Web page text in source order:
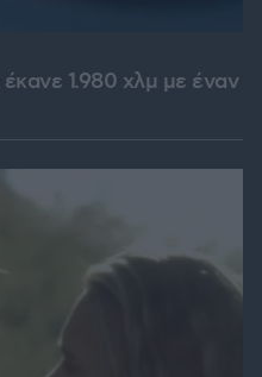
έκανε 1.980 χλμ με έναν